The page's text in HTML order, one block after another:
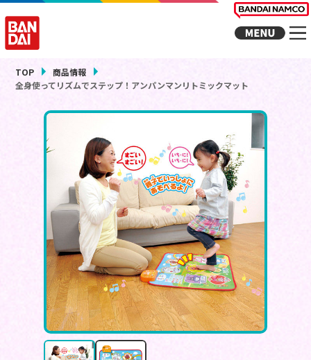
TOP
商品情報
全身使ってリズムでステップ！アンパンマンリトミックマット